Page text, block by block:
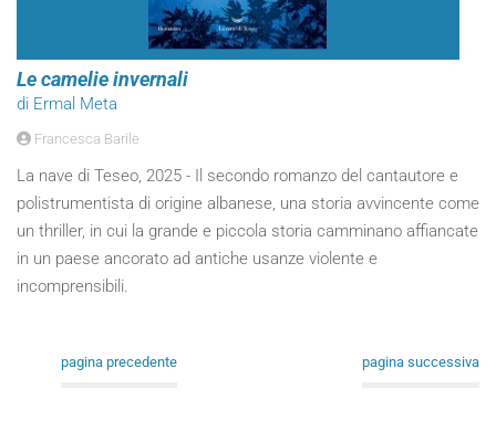
Le camelie invernali
di Ermal Meta
Francesca Barile
La nave di Teseo, 2025 - Il secondo romanzo del cantautore e
polistrumentista di origine albanese, una storia avvincente come
un thriller, in cui la grande e piccola storia camminano affiancate
in un paese ancorato ad antiche usanze violente e
incomprensibili.
pagina precedente pagina successiva